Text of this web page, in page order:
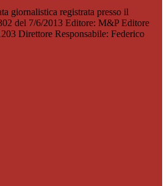
giornalistica registrata presso il
del 7/6/2013 Editore: M&P Editore
Direttore Responsabile: Federico